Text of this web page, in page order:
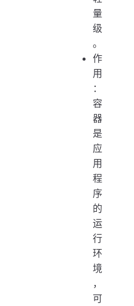
量
级
。
作
用
：
容
器
是
应
用
程
序
的
运
行
环
境
，
可